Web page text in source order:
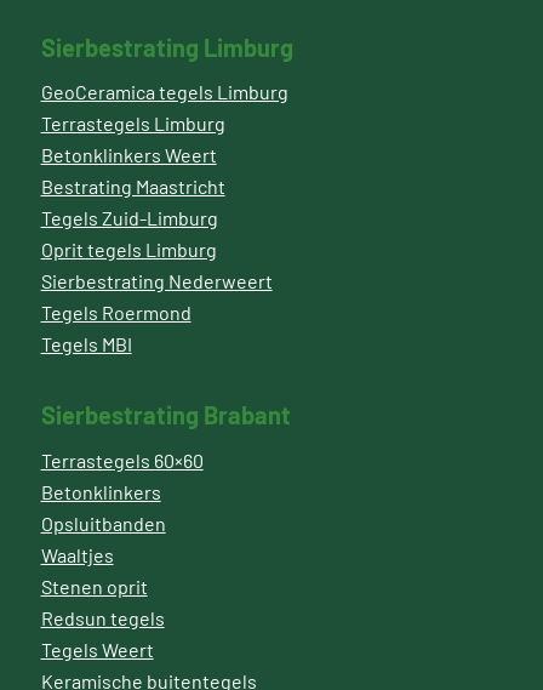
Sierbestrating Limburg
GeoCeramica tegels Limburg
Terrastegels Limburg
Betonklinkers Weert
Bestrating Maastricht
Tegels Zuid-Limburg
Oprit tegels Limburg
Sierbestrating Nederweert
Tegels Roermond
Tegels MBI
Sierbestrating Brabant
Terrastegels 60×60
Betonklinkers
Opsluitbanden
Waaltjes
Stenen oprit
Redsun tegels
Tegels Weert
Keramische buitentegels